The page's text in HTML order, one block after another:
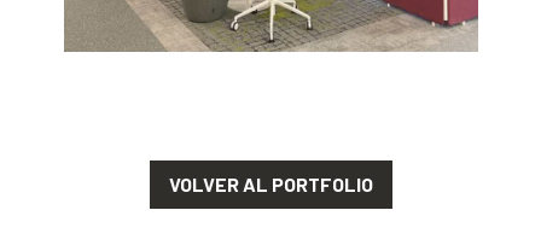
VOLVER AL PORTFOLIO